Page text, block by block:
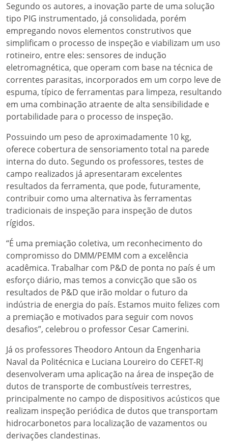
Segundo os autores, a inovação parte de uma solução
tipo PIG instrumentado, já consolidada, porém
empregando novos elementos construtivos que
simplificam o processo de inspeção e viabilizam um uso
rotineiro, entre eles: sensores de indução
eletromagnética, que operam com base na técnica de
correntes parasitas, incorporados em um corpo leve de
espuma, típico de ferramentas para limpeza, resultando
em uma combinação atraente de alta sensibilidade e
portabilidade para o processo de inspeção.
Possuindo um peso de aproximadamente 10 kg,
oferece cobertura de sensoriamento total na parede
interna do duto. Segundo os professores, testes de
campo realizados já apresentaram excelentes
resultados da ferramenta, que pode, futuramente,
contribuir como uma alternativa às ferramentas
tradicionais de inspeção para inspeção de dutos
rígidos.
“É uma premiação coletiva, um reconhecimento do
compromisso do DMM/PEMM com a excelência
acadêmica. Trabalhar com P&D de ponta no país é um
esforço diário, mas temos a convicção que são os
resultados de P&D que irão moldar o futuro da
indústria de energia do país. Estamos muito felizes com
a premiação e motivados para seguir com novos
desafios”, celebrou o professor Cesar Camerini.
Já os professores Theodoro Antoun da Engenharia
Naval da Politécnica e Luciana Loureiro do CEFET-RJ
desenvolveram uma aplicação na área de inspeção de
dutos de transporte de combustíveis terrestres,
principalmente no campo de dispositivos acústicos que
realizam inspeção periódica de dutos que transportam
hidrocarbonetos para localização de vazamentos ou
derivações clandestinas.